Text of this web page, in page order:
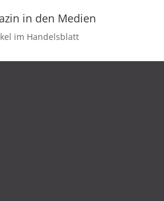
in den Medien
im Handelsblatt